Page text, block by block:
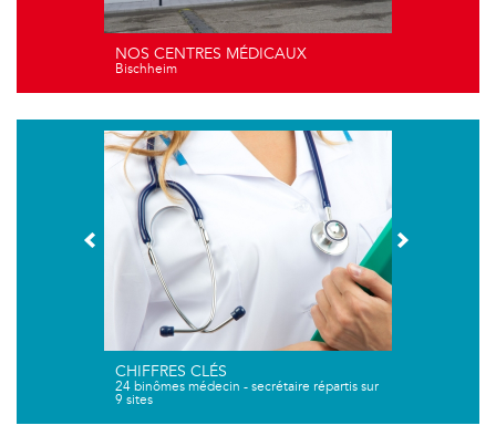
NOS CENTRES MÉDICAUX
Bischheim
CHIFFRES CLÉS
24 binômes médecin - secrétaire répartis sur
9 sites